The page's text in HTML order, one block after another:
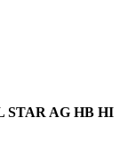
STAR AG HB HI